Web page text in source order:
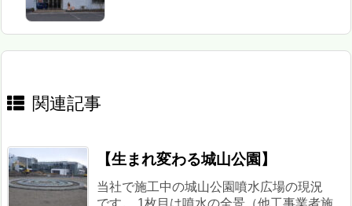
関連記事
【生まれ変わる城山公園】
当社で施工中の城山公園噴水広場の現況